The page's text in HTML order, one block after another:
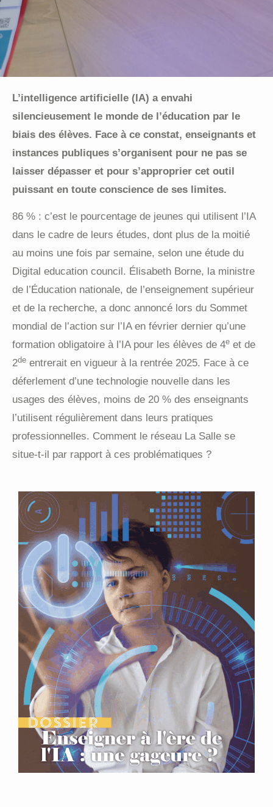
L’intelligence artificielle (IA) a envahi
silencieusement le monde de l’éducation par le
biais des élèves. Face à ce constat, enseignants et
instances publiques s’organisent pour ne pas se
laisser dépasser et pour s’approprier cet outil
puissant en toute conscience de ses limites.
86 % : c’est le pourcentage de jeunes qui utilisent l’IA
dans le cadre de leurs études, dont plus de la moitié
au moins une fois par semaine, selon une étude du
Digital education council. Élisabeth Borne, la ministre
de l’Éducation nationale, de l’enseignement supérieur
et de la recherche, a donc annoncé lors du Sommet
mondial de l’action sur l’IA en février dernier qu’une
formation obligatoire à l’IA pour les élèves de 4e et de
2de entrerait en vigueur à la rentrée 2025. Face à ce
déferlement d’une technologie nouvelle dans les
usages des élèves, moins de 20 % des enseignants
l’utilisent régulièrement dans leurs pratiques
professionnelles. Comment le réseau La Salle se
situe-t-il par rapport à ces problématiques ?